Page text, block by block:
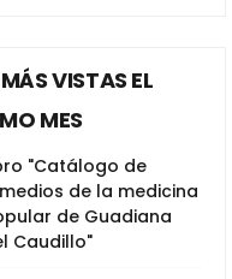
VISTAS EL
MES
"Catálogo de
de la medicina
de Guadiana
Caudillo"